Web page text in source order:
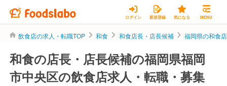
ログイン 新規登録 気になる MENU
飲食店の求人・転職TOP 和食 和食店長・店長候補 福岡県の和食
和食の店長・店長候補の福岡県福岡
市中央区の飲食店求人・転職・募集